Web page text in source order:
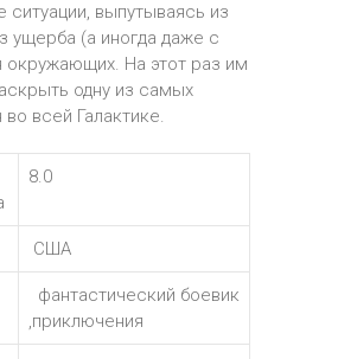
выпутываясь из
ущерба (а иногда даже с
окружающих. На этот раз им
одну из самых
во всей Галактике.
8.0
США
фантастический боевик
,приключения